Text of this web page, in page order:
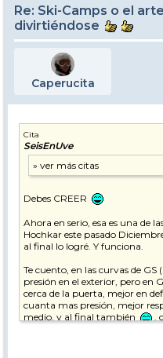
Re: Ski-Camps o el
divirtiéndose
Caperucita
Cita
SeisEnUve
Debes CREER
Ahora en serio, esa es una de
Hochkar este pasado
al final lo logré. Y funciona.
Te cuento, en las curvas de
presión en el exterior, pero en
cerca de la puerta, mejor en
cuanta mas presión, mejor
medio, y al final también
.